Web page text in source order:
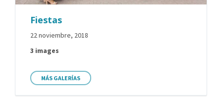
Fiestas
22 noviembre, 2018
3 images
MÁS GALERÍAS